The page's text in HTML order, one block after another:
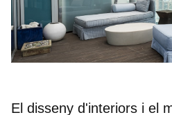
El disseny d'interiors i el